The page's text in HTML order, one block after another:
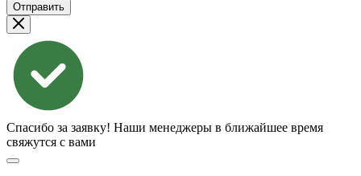
Отправить
Спасибо за заявку! Наши менеджеры в ближайшее время
свяжутся с вами